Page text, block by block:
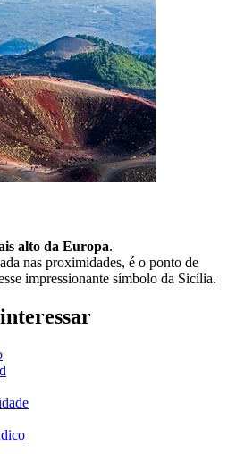
alto da Europa.
nas proximidades, é o ponto de
impressionante símbolo da Sicília.